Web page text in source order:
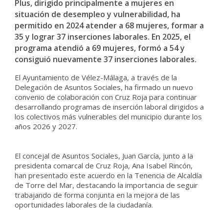
Plus, dirigido principalmente a mujeres en
situación de desempleo y vulnerabilidad, ha
permitido en 2024 atender a 68 mujeres, formar a
35 y lograr 37 inserciones laborales. En 2025, el
programa atendió a 69 mujeres, formó a 54 y
consiguió nuevamente 37 inserciones laborales.
El Ayuntamiento de Vélez-Málaga, a través de la
Delegación de Asuntos Sociales, ha firmado un nuevo
convenio de colaboración con Cruz Roja para continuar
desarrollando programas de inserción laboral dirigidos a
los colectivos más vulnerables del municipio durante los
años 2026 y 2027.
El concejal de Asuntos Sociales, Juan García, junto a la
presidenta comarcal de Cruz Roja, Ana Isabel Rincón,
han presentado este acuerdo en la Tenencia de Alcaldía
de Torre del Mar, destacando la importancia de seguir
trabajando de forma conjunta en la mejora de las
oportunidades laborales de la ciudadanía.